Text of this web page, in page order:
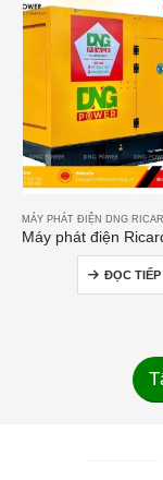
MÁY PHÁT ĐIỆN DNG
ĐỌC TIẾP